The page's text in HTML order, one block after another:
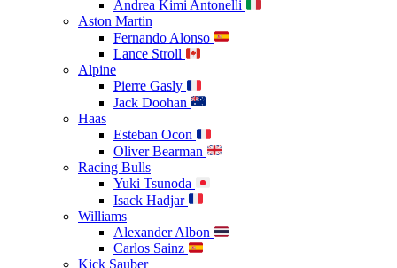
Andrea Kimi Antonelli
Aston Martin
Fernando Alonso
Lance Stroll
Alpine
Pierre Gasly
Jack Doohan
Haas
Esteban Ocon
Oliver Bearman
Racing Bulls
Yuki Tsunoda
Isack Hadjar
Williams
Alexander Albon
Carlos Sainz
Kick Sauber